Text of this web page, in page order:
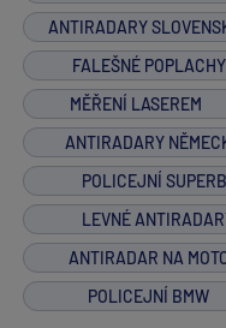
ANTIRADARY
FALEŠNÉ POPLACHY
MĚŘENÍ LASEREM
ANTIRADARY
POLICEJNÍ
LEVNÉ
ANTIRADAR NA
POLICEJNÍ BMW